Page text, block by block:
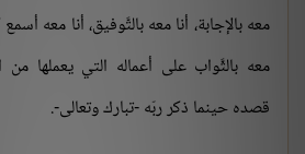
معه بالإجابة، أنا معه بالتَّوفيق، أنا معه
معه بالثَّواب على أعماله التي يعملها
قصده حينما ذكر ربّه -تبارك وتعالى-.